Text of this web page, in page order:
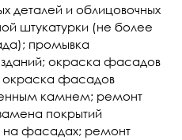
деталей и облицовочных
штукатурки (не более
промывка
окраска фасадов
окраска фасадов
камнем; ремонт
покрытий
на фасадах; ремонт